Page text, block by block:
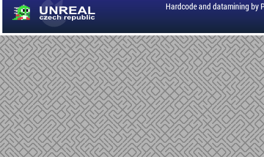
Hardcode and datamining by